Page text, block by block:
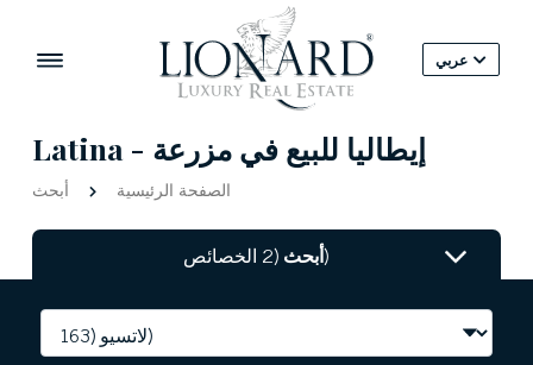
عربي
Latina - إيطاليا للبيع في مزرعة
الصفحة الرئيسية أبحث
أبحث(2 الخصائص)